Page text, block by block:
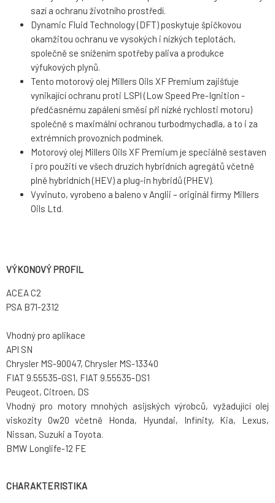
sazí a ochranu životního prostředí.
Dynamic Fluid Technology (DFT) poskytuje špičkovou
okamžitou ochranu ve vysokých i nízkých teplotách,
společně se snížením spotřeby paliva a produkce
výfukových plynů.
Tento motorový olej Millers Oils XF Premium zajišťuje
vynikající ochranu proti LSPI (Low Speed Pre-Ignition -
předčasnému zapálení směsi při nízké rychlosti motoru)
společně s maximální ochranou turbodmychadla, a to i za
extrémních provozních podmínek.
Motorový olej Millers Oils XF Premium je speciálně sestaven
i pro použití ve všech druzích hybridních agregátů včetně
plně hybridních (HEV) a plug-in hybridů (PHEV).
Vyvinuto, vyrobeno a baleno v Anglii – originál firmy Millers
Oils Ltd.
VÝKONOVÝ PROFIL
ACEA C2
PSA B71-2312
Vhodný pro aplikace
API SN
Chrysler MS-90047, Chrysler MS-13340
FIAT 9.55535-GS1, FIAT 9.55535-DS1
Peugeot, Citroen, DS
Vhodný pro motory mnohých asijských výrobců, vyžadující olej
viskozity 0w20 včetně Honda, Hyundai, Infinity, Kia, Lexus,
Nissan, Suzuki a Toyota.
BMW Longlife-12 FE
CHARAKTERISTIKA